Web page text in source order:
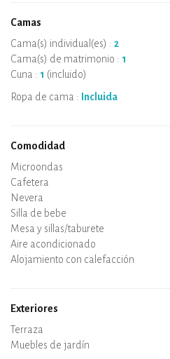
Camas
Cama(s) individual(es) : 2
Cama(s) de matrimonio : 1
Cuna : 1 (incluido)
Ropa de cama :
Incluida
Comodidad
Microondas
Cafetera
Hervidor
Placa de cocción
Horno
Nevera
Vajilla
Lavavajillas
Silla de bebe
Spa
Sauna
Mesa y sillas/taburete
Aire acondicionado
Alojamiento con calefacción
Exteriores
Terraza
Muebles de jardín